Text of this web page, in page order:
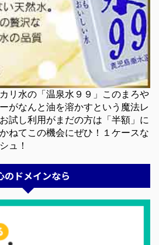
リ水の「温泉水９９」このまろや
がなんと油を溶かすという魔法レ
試し利用がまだの方は「半額」に
ねてこの機会にぜひ！１ケースな
ュ！
のドメインなら